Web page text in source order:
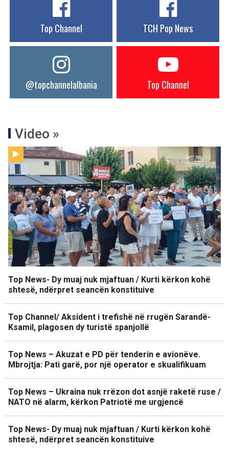
Top Channel TCH Pop News
@topchannelalbania Top Channel
Video »
Top News- Dy muaj nuk mjaftuan / Kurti kërkon kohë
shtesë, ndërpret seancën konstituive
Top Channel/ Aksident i trefishë në rrugën Sarandë-
Ksamil, plagosen dy turistë spanjollë
Top News – Akuzat e PD për tenderin e avionëve.
Mbrojtja: Pati garë, por një operator e skualifikuam
Top News – Ukraina nuk rrëzon dot asnjë raketë ruse /
NATO në alarm, kërkon Patriotë me urgjencë
Top News- Dy muaj nuk mjaftuan / Kurti kërkon kohë
shtesë, ndërpret seancën konstituive